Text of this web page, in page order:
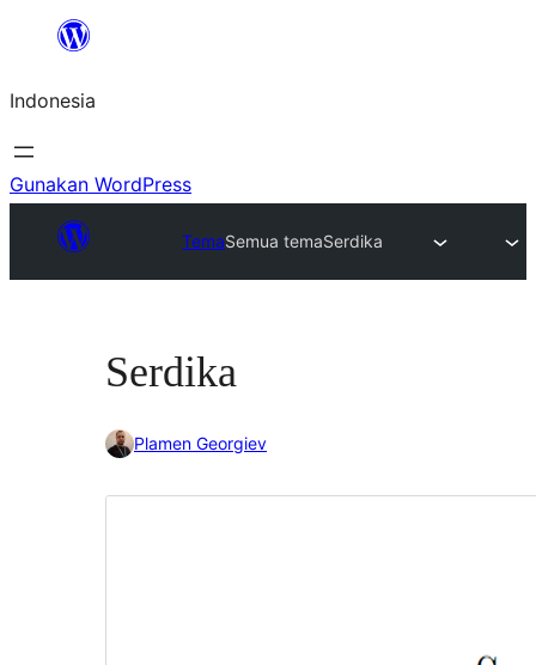
Lewati
konten
Indonesia
Gunakan WordPress
TemaSemua temaSerdika
Serdika
Plamen Georgiev